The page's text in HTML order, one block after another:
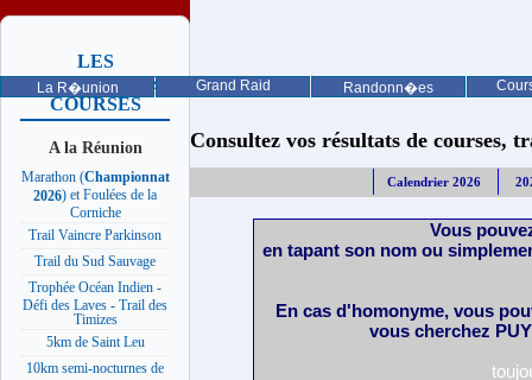
La R�union Grand Raid Randonn�es
LES
PROCHAINES
COURSES
A la Réunion
Marathon (Championnat
2026) et Foulées de la
Corniche
Trail Vaincre Parkinson
Trail du Sud Sauvage
Trophée Océan Indien -
Défi des Laves - Trail des
Timizes
5km de Saint Leu
10km semi-nocturnes de
Consultez vos résultats de courses,
Calendrier 2026
Vous
en tapant son nom ou
En cas d'homonyme, vous
vous cherchez